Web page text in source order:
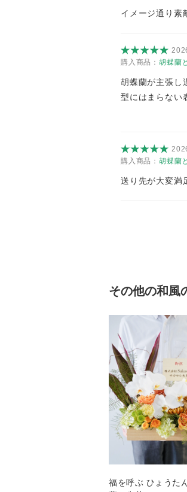
イメージ通り素
購入商品： 胡蝶蘭
胡蝶蘭が主張し
型にはまらない
購入商品： 胡蝶蘭
送り先が大変満
その他の和風
福を呼ぶ ひょうた